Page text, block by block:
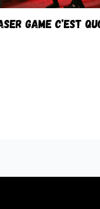
GAME C’EST